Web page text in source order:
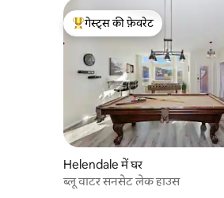
गेस्ट्स का टॉप फ़ेवरेट
गेस्ट्स की फ़ेवरेट
Helendale में घर
ब्लू वाटर सनसेट लेक हाउस